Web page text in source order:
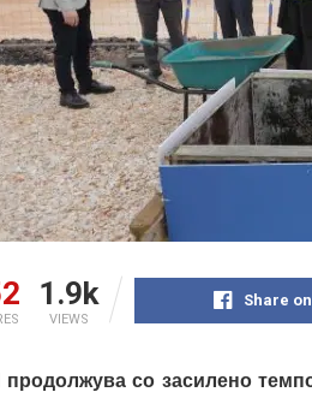
1.9k
VIEWS
Share
продолжува со засилено